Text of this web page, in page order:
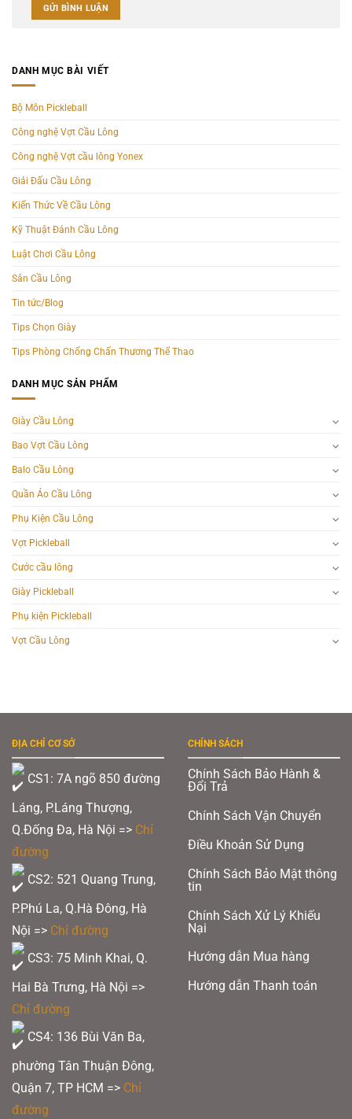
DANH MỤC BÀI VIẾT
Bộ Môn Pickleball
Công nghệ Vợt Cầu Lông
Công nghệ Vợt cầu lông Yonex
Giải Đấu Cầu Lông
Kiến Thức Về Cầu Lông
Kỹ Thuật Đánh Cầu Lông
Luật Chơi Cầu Lông
Sân Cầu Lông
Tin tức/Blog
Tips Chọn Giày
Tips Phòng Chống Chấn Thương Thể Thao
DANH MỤC SẢN PHẨM
Giày Cầu Lông
Bao Vợt Cầu Lông
Balo Cầu Lông
Quần Áo Cầu Lông
Phụ Kiện Cầu Lông
Vợt Pickleball
Cước cầu lông
Giày Pickleball
Phụ kiện Pickleball
Vợt Cầu Lông
ĐỊA CHỈ CƠ SỞ
CS1: 7A ngõ 850 đường
Láng, P.Láng Thượng,
Q.Đống Đa, Hà Nội => Chỉ
đường
CS2: 521 Quang Trung,
P.Phú La, Q.Hà Đông, Hà
Nội => Chỉ đường
CS3: 75 Minh Khai, Q.
Hai Bà Trưng, Hà Nội =>
Chỉ đường
CS4: 136 Bùi Văn Ba,
phường Tân Thuận Đông,
Quận 7, TP HCM => Chỉ
đường
CHÍNH SÁCH
Chính Sách Bảo Hành &
Đổi Trả
Chính Sách Vận Chuyển
Điều Khoản Sử Dụng
Chính Sách Bảo Mật thông
tin
Chính Sách Xử Lý Khiếu
Nại
Hướng dẫn Mua hàng
Hướng dẫn Thanh toán